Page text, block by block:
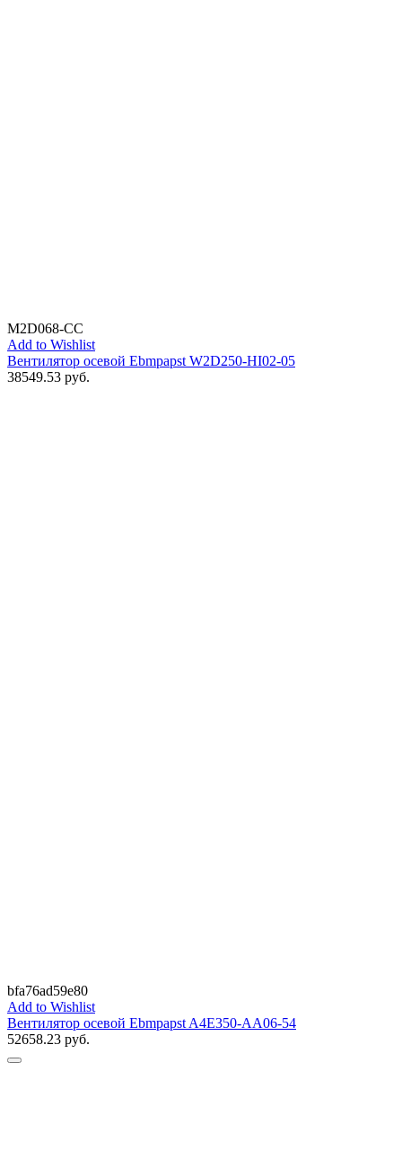
M2D068-CC
Add to Wishlist
Вентилятор осевой Ebmpapst W2D250-HI02-05
38549.53 руб.
bfa76ad59e80
Add to Wishlist
Вентилятор осевой Ebmpapst A4E350-AA06-54
52658.23 руб.